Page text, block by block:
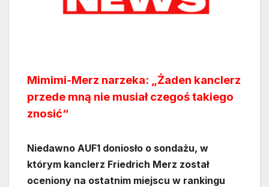
Mimimi-Merz narzeka: „Żaden kanclerz
przede mną nie musiał czegoś takiego
znosić“
Niedawno AUF1 doniosło o sondażu, w
którym kanclerz Friedrich Merz został
oceniony na ostatnim miejscu w rankingu